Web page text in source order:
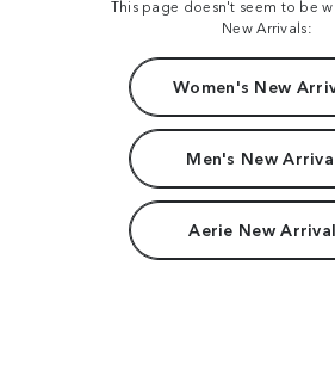
This page doesn't seem to be
New Arrivals:
Women's New
Men's New
Aerie New